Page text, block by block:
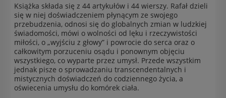
Książka składa się z 44 artykułów i 44 wierszy. Rafał dzieli
się w niej doświadczeniem płynącym ze swojego
przebudzenia, odnosi się do globalnych zmian w ludzkiej
świadomości, mówi o wolności od lęku i rzeczywistości
miłości, o „wyjściu z głowy” i powrocie do serca oraz o
całkowitym porzuceniu osądu i ponownym objęciu
wszystkiego, co wyparte przez umysł. Przede wszystkim
jednak pisze o sprowadzaniu transcendentalnych i
mistycznych doświadczeń do codziennego życia, a
oświecenia umysłu do komórek ciała.